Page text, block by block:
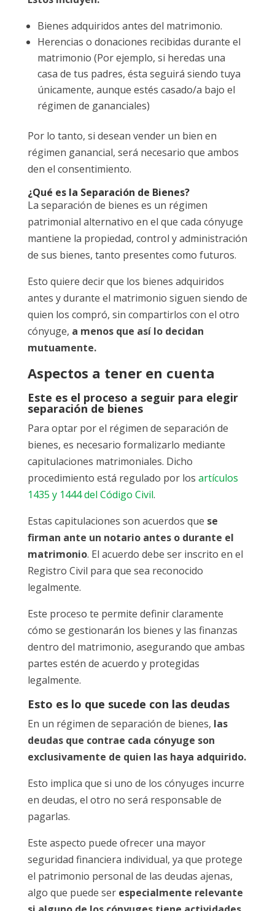
Bienes adquiridos antes del matrimonio.
Herencias o donaciones recibidas durante el
matrimonio (Por ejemplo, si heredas una
casa de tus padres, ésta seguirá siendo tuya
únicamente, aunque estés casado/a bajo el
régimen de gananciales)
Por lo tanto, si desean vender un bien en
régimen ganancial, será necesario que ambos
den el consentimiento.
¿Qué es la Separación de Bienes?
La separación de bienes es un régimen
patrimonial alternativo en el que cada cónyuge
mantiene la propiedad, control y administración
de sus bienes, tanto presentes como futuros.
Esto quiere decir que los bienes adquiridos
antes y durante el matrimonio siguen siendo de
quien los compró, sin compartirlos con el otro
cónyuge, a menos que así lo decidan
mutuamente.
Aspectos a tener en cuenta
Este es el proceso a seguir para elegir
separación de bienes
Para optar por el régimen de separación de
bienes, es necesario formalizarlo mediante
capitulaciones matrimoniales. Dicho
procedimiento está regulado por los artículos
1435 y 1444 del Código Civil.
Estas capitulaciones son acuerdos que se
firman ante un notario antes o durante el
matrimonio. El acuerdo debe ser inscrito en el
Registro Civil para que sea reconocido
legalmente.
Este proceso te permite definir claramente
cómo se gestionarán los bienes y las finanzas
dentro del matrimonio, asegurando que ambas
partes estén de acuerdo y protegidas
legalmente.
Esto es lo que sucede con las deudas
En un régimen de separación de bienes, las
deudas que contrae cada cónyuge son
exclusivamente de quien las haya adquirido.
Esto implica que si uno de los cónyuges incurre
en deudas, el otro no será responsable de
pagarlas.
Este aspecto puede ofrecer una mayor
seguridad financiera individual, ya que protege
el patrimonio personal de las deudas ajenas,
algo que puede ser especialmente relevante